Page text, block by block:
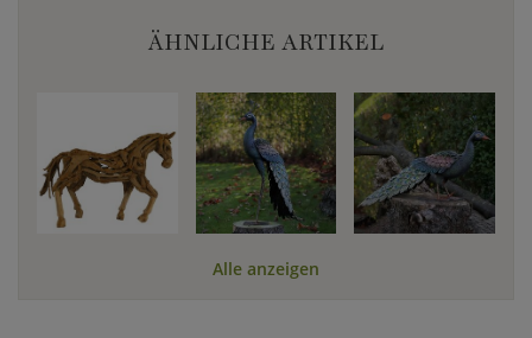
ÄHNLICHE ARTIKEL
Alle anzeigen